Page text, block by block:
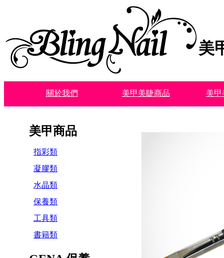
美
關於我們 美甲美睫商品 美甲
美甲商品
指彩類
凝膠類
水晶類
保養類
工具類
書籍類